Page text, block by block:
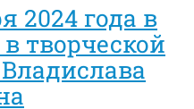
2024 года в
в творческой